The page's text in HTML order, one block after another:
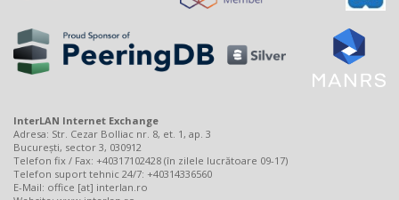
InterLAN Internet Exchange
Adresa: Str. Cezar Bolliac nr. 8, et. 1, ap. 3
București, sector 3, 030912
Telefon fix / Fax: +40317102428 (în zilele lucrătoare 09-17)
Telefon suport tehnic 24/7: +40314336560
E-Mail: office [at] interlan.ro